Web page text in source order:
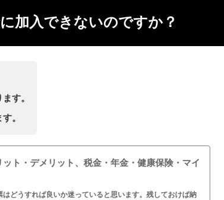
加入できないのですか？
す。
。
ト・デメリット、税金・年金・健康保険・マイ
どうすれば良いか迷っていると思います。残しておけば納